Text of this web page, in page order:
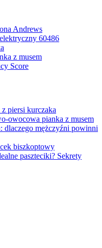
Andrews
60486
z musem
Score
piersi kurczaka
owocowa pianka z musem
dlaczego mężczyźni powinni
biszkoptowy
paszteciki? Sekrety